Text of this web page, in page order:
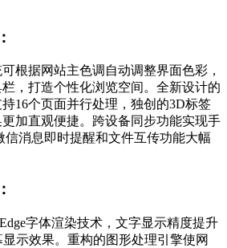
根据网站主色调自动调整界面色彩，
，打造个性化浏览空间。全新设计的
16个页面并行处理，独创的3D标签
加直观便捷。跨设备同步功能实现手
信消息即时提醒和文件互传功能大幅
字体渲染技术，文字显示精度提升
示效果。重构的图形处理引擎使网